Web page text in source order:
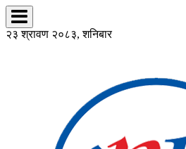
२३ श्रावण २०८३, शनिबार